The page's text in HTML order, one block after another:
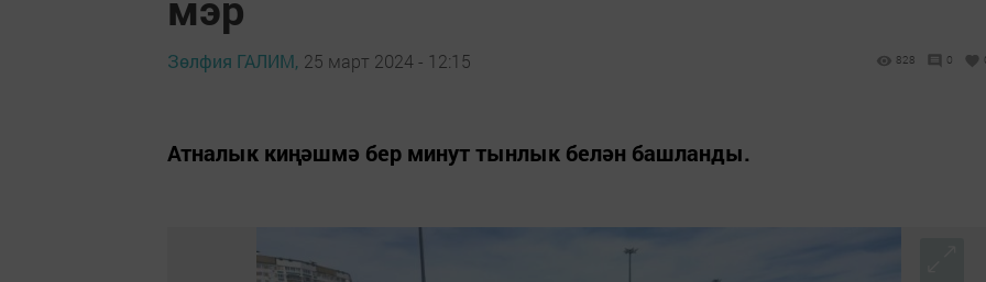
Зөлфия ГАЛИМ, 25 март 2024 - 12:15 828 0
Атналык киңәшмә бер минут тынлык белән башланды.